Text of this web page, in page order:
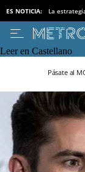
ES NOTICIA: La
Leer en Castellano
Pásate al